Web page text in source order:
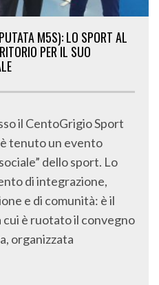
M5S): LO SPORT AL
PER IL SUO
il CentoGrigio Sport
tenuto un evento
dello sport. Lo
di integrazione,
e di comunità: è il
è ruotato il convegno
organizzata